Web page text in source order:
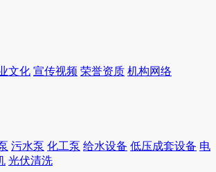
文化 宣传视频 荣誉资质 机构网络
污水泵 化工泵 给水设备 低压成套设备 电
光伏清洗